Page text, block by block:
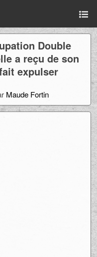
Double
a reçu de son
expulser
Maude Fortin